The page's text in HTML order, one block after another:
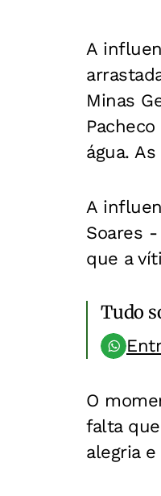
A
Minas
água.
A
Soares
que a
Tudo
O
falta
alegria